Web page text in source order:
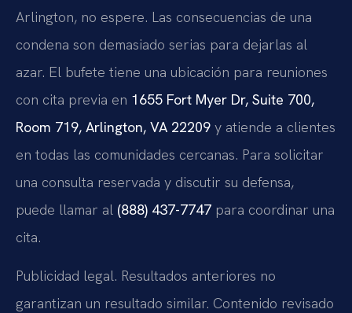
Arlington, no espere. Las consecuencias de una
condena son demasiado serias para dejarlas al
azar. El bufete tiene una ubicación para reuniones
con cita previa en 1655 Fort Myer Dr, Suite 700,
Room 719, Arlington, VA 22209 y atiende a clientes
en todas las comunidades cercanas. Para solicitar
una consulta reservada y discutir su defensa,
puede llamar al (888) 437-7747 para coordinar una
cita.
Publicidad legal. Resultados anteriores no
garantizan un resultado similar. Contenido revisado